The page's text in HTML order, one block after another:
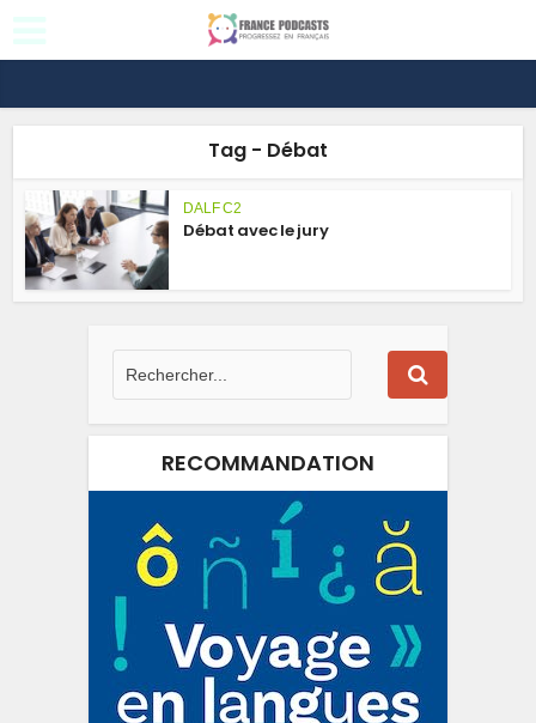
Tag - Débat
DALF C2
Débat avec le jury
RECOMMANDATION